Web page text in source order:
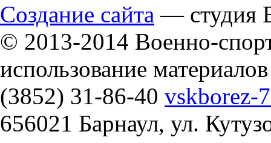
Создание сайта — студия
© 2013-2014 Военно-
использование
(3852) 31-86-40 vskborez-
656021 Барнаул, ул.